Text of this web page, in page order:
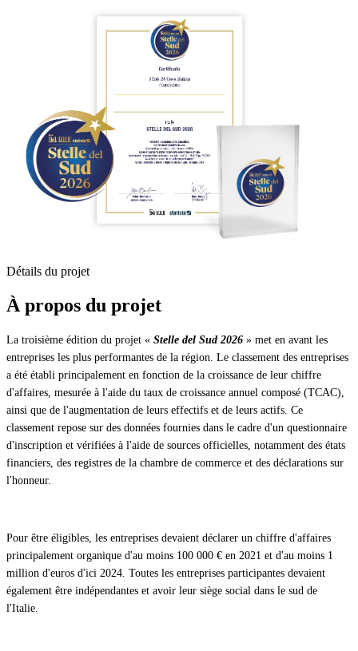
Détails du projet
À propos du projet
La troisième édition du projet « Stelle del Sud 2026 » met en avant les
entreprises les plus performantes de la région. Le classement des entreprises
a été établi principalement en fonction de la croissance de leur chiffre
d'affaires, mesurée à l'aide du taux de croissance annuel composé (TCAC),
ainsi que de l'augmentation de leurs effectifs et de leurs actifs. Ce
classement repose sur des données fournies dans le cadre d'un questionnaire
d'inscription et vérifiées à l'aide de sources officielles, notamment des états
financiers, des registres de la chambre de commerce et des déclarations sur
l'honneur.
Pour être éligibles, les entreprises devaient déclarer un chiffre d'affaires
principalement organique d'au moins 100 000 € en 2021 et d'au moins 1
million d'euros d'ici 2024. Toutes les entreprises participantes devaient
également être indépendantes et avoir leur siège social dans le sud de
l'Italie.